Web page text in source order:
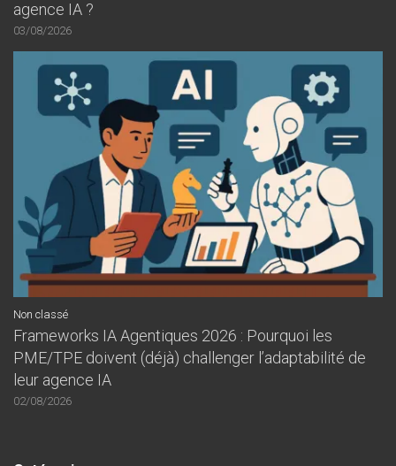
agence IA ?
03/08/2026
Non classé
Frameworks IA Agentiques 2026 : Pourquoi les
PME/TPE doivent (déjà) challenger l’adaptabilité de
leur agence IA
02/08/2026